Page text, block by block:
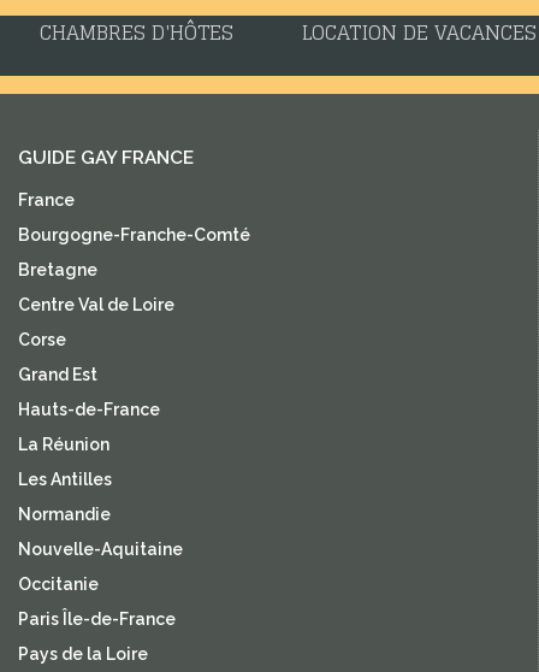
CHAMBRES D'HÔTES LOCATION DE VACANCES
GUIDE GAY FRANCE
France
Bourgogne-Franche-Comté
Bretagne
Centre Val de Loire
Corse
Grand Est
Hauts-de-France
La Réunion
Les Antilles
Normandie
Nouvelle-Aquitaine
Occitanie
Paris Île-de-France
Pays de la Loire